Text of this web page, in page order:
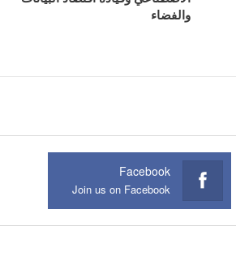
والفضاء
Facebook
Join us on Facebook